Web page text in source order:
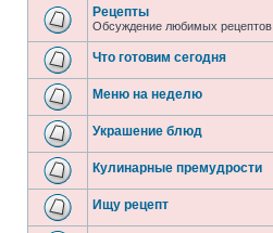
Рецепты
Обсуждение любимых рецептов
Что готовим сегодня
Меню на неделю
Украшение блюд
Кулинарные премудрости
Ищу рецепт